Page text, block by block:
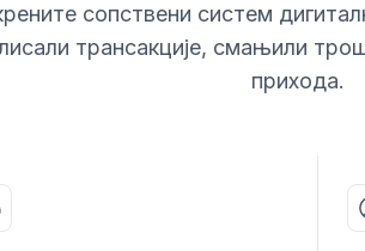
сопствени систем
трансакције, смањили
прихода.